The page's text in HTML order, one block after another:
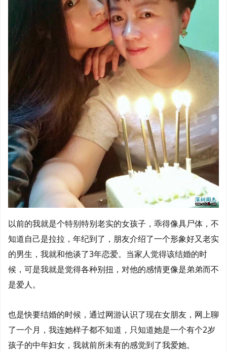
以前的我就是个特别特别老实的女孩子，乖得像具尸体，不
知道自己是拉拉，年纪到了，朋友介绍了一个形象好又老实
的男生，我就和他谈了3年恋爱。当家人觉得该结婚的时
候，可是我就是觉得各种别扭，对他的感情更像是弟弟而不
是爱人。
也是快要结婚的时候，通过网游认识了现在女朋友，网上聊
了一个月，我连她样子都不知道，只知道她是一个有个2岁
孩子的中年妇女，我就前所未有的感觉到了我爱她。